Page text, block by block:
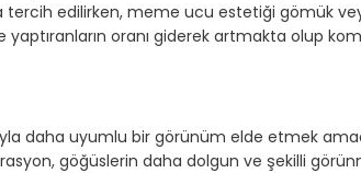
edilirken, meme ucu estetiği gömük
oranı giderek artmakta olup
daha uyumlu bir görünüm elde etmek
göğüslerin daha dolgun ve şekilli